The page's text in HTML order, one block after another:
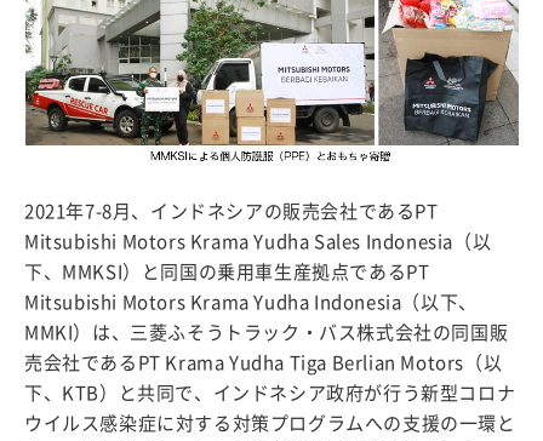
2021年7-8月、インドネシアの販売会社であるPT
Mitsubishi Motors Krama Yudha Sales Indonesia（以
下、MMKSI）と同国の乗用車生産拠点であるPT
Mitsubishi Motors Krama Yudha Indonesia（以下、
MMKI）は、三菱ふそうトラック・バス株式会社の同国販
売会社であるPT Krama Yudha Tiga Berlian Motors（以
下、KTB）と共同で、インドネシア政府が行う新型コロナ
ウイルス感染症に対する対策プログラムへの支援の一環と